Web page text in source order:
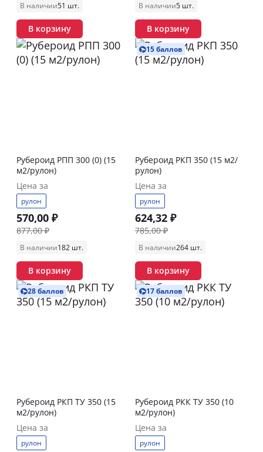
В наличии51 шт.
В корзину
В наличии5 шт.
В корзину
Рубероид РПП 300 (0) (15
м2/рулон)
Цена за
рулон
570,00 ₽
877,00 ₽
В наличии182 шт.
В корзину
15 баллов
Рубероид РКП 350 (15 м2/
рулон)
Цена за
рулон
624,32 ₽
785,00 ₽
В наличии264 шт.
В корзину
28 баллов
Рубероид РКП ТУ 350 (15
м2/рулон)
Цена за
рулон
17 баллов
Рубероид РКК ТУ 350 (10
м2/рулон)
Цена за
рулон